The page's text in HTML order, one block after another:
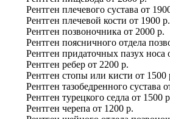
Рентген плечевого сустава от
Рентген плечевой кости от 1900 р.
Рентген позвоночника от 2000 р.
Рентген поясничного отдела
Рентген придаточных пазух носа
Рентген ребер от 2200 р.
Рентген стопы или кисти от 1500
Рентген тазобедренного сустава
Рентген турецкого седла от 1500
Рентген черепа от 1200 р.